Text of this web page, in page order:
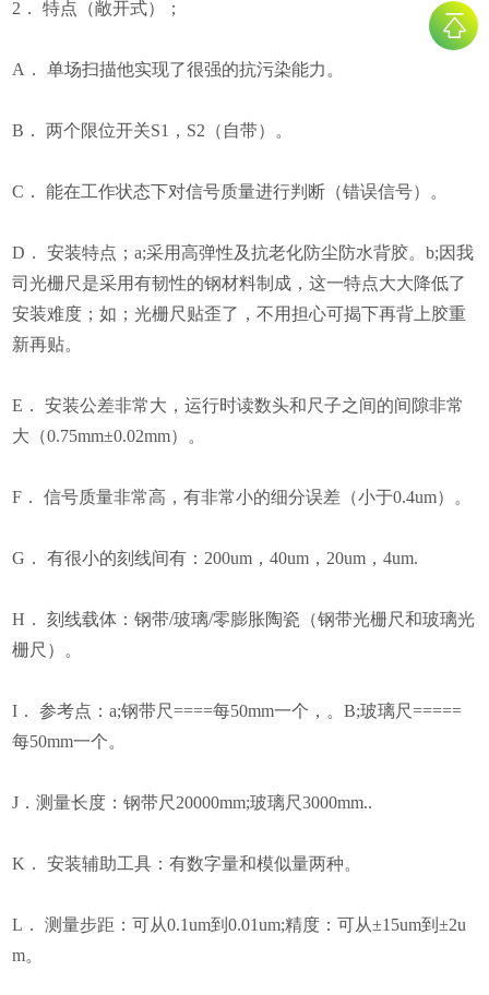
2． 特点（敞开式）；
A． 单场扫描他实现了很强的抗污染能力。
B． 两个限位开关S1，S2（自带）。
C． 能在工作状态下对信号质量进行判断（错误信号）。
D． 安装特点；a;采用高弹性及抗老化防尘防水背胶。b;因我
司光栅尺是采用有韧性的钢材料制成，这一特点大大降低了
安装难度；如；光栅尺贴歪了，不用担心可揭下再背上胶重
新再贴。
E． 安装公差非常大，运行时读数头和尺子之间的间隙非常
大（0.75mm±0.02mm）。
F． 信号质量非常高，有非常小的细分误差（小于0.4um）。
G． 有很小的刻线间有：200um，40um，20um，4um.
H． 刻线载体：钢带/玻璃/零膨胀陶瓷（钢带光栅尺和玻璃光
栅尺）。
I． 参考点：a;钢带尺====每50mm一个，。B;玻璃尺=====
每50mm一个。
J．测量长度：钢带尺20000mm;玻璃尺3000mm..
K． 安装辅助工具：有数字量和模似量两种。
L． 测量步距：可从0.1um到0.01um;精度：可从±15um到±2u
m。